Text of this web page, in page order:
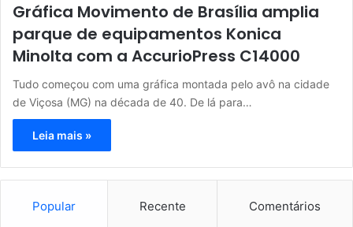
Gráfica Movimento de Brasília amplia
parque de equipamentos Konica
Minolta com a AccurioPress C14000
Tudo começou com uma gráfica montada pelo avô na cidade
de Viçosa (MG) na década de 40. De lá para…
Leia mais »
Popular Recente Comentários